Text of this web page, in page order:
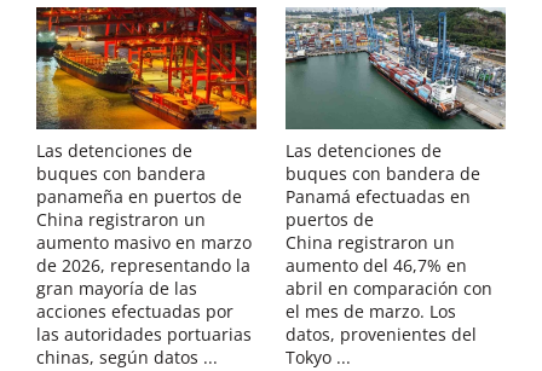
Las detenciones de
buques con bandera
panameña en puertos de
China registraron un
aumento masivo en marzo
de 2026, representando la
gran mayoría de las
acciones efectuadas por
las autoridades portuarias
chinas, según datos ...
Las detenciones de
buques con bandera de
Panamá efectuadas en
puertos de
China registraron un
aumento del 46,7% en
abril en comparación con
el mes de marzo. Los
datos, provenientes del
Tokyo ...